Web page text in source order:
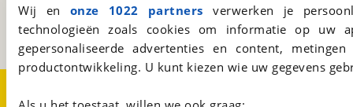
Wij en onze 1022 partners verwerken je
technologieën zoals cookies om informatie op
gepersonaliseerde advertenties en content,
productontwikkeling. U kunt kiezen wie uw gegevens
vermoeidheids herkenning
zij airbag(s) voor
Een initiatief van
BOVAG
CookievoorkeurenVacatures